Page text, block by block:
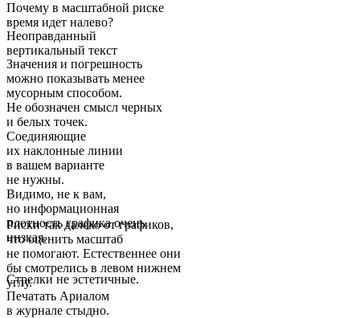
Почему в масштабной риске
время идет налево?
Неоправданный
вертикальный текст
Значения и погрешность
можно показывать менее
мусорным способом.
Не обозначен смысл черных
и белых точек.
Соединяющие
их наклонные линии
в вашем варианте
не нужны.
Видимо, не к вам,
но информационная
плотность графика очень
низкая.
Риски так далеко от графиков,
что оценить масштаб
не помогают. Естественнее они
бы смотрелись в левом нижнем
углу.
Стрелки не эстетичные.
Печатать Ариалом
в журнале стыдно.